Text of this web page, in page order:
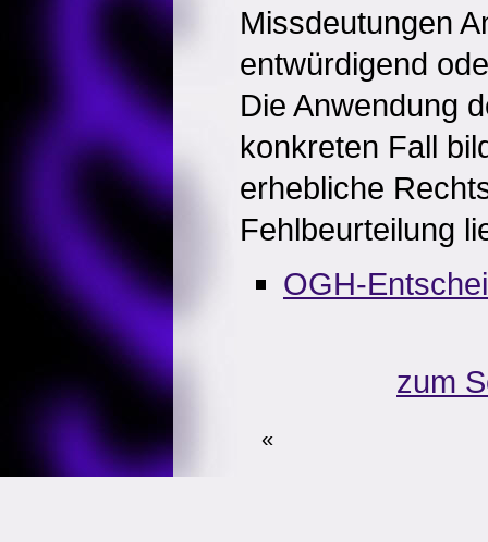
Missdeutungen
entwürdigend
Die Anwendung
konkreten Fall
erhebliche
Fehlbeurteilung
OGH-
zum
«